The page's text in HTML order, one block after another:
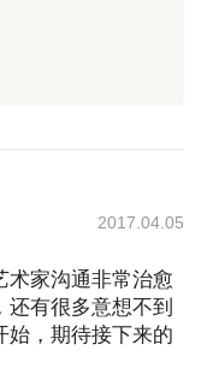
2017.04.05
术家沟通非常治愈
有很多意想不到
，期待接下来的